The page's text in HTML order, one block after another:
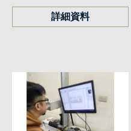
詳細資料